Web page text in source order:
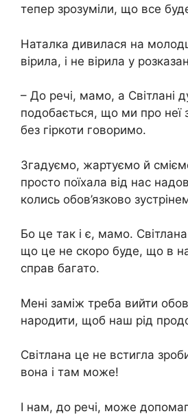
тепер зрозуміли, що все
Наталка дивилася на
вірила, і не вірила у
– До речі, мамо, а Світлані
подобається, що ми про неї
без гіркоти говоримо.
Згадуємо, жартуємо й
просто поїхала від нас
колись обов’язково
Бо це так і є, мамо.
що це не скоро буде, що в
справ багато.
Мені заміж треба вийти
народити, щоб наш рід
Світлана це не встигла
вона і там може!
І нам, до речі, може